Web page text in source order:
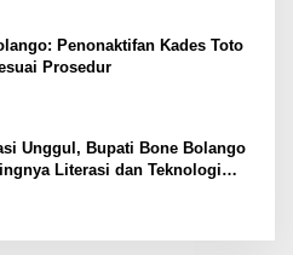
Penonaktifan Kades Toto
Prosedur
Unggul, Bupati Bone Bolango
Literasi dan Teknologi